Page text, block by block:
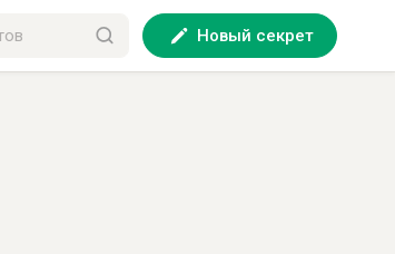
Новый секрет